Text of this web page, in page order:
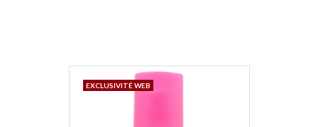
EXCLUSIVITÉ WEB